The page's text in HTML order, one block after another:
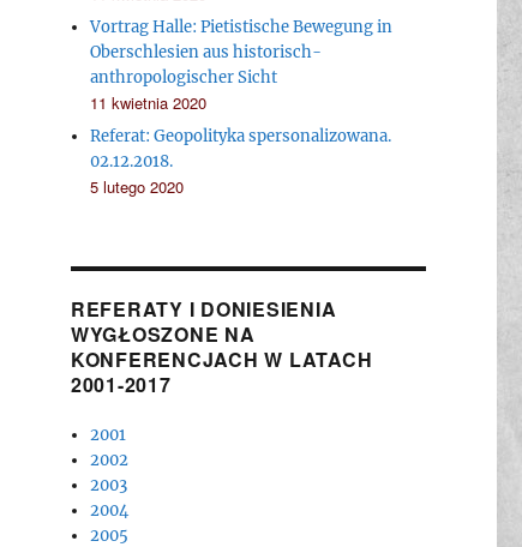
Vortrag Halle: Pietistische Bewegung in
Oberschlesien aus historisch-
anthropologischer Sicht
11 kwietnia 2020
Referat: Geopolityka spersonalizowana.
02.12.2018.
5 lutego 2020
REFERATY I DONIESIENIA
WYGŁOSZONE NA
KONFERENCJACH W LATACH
2001-2017
2001
2002
2003
2004
2005